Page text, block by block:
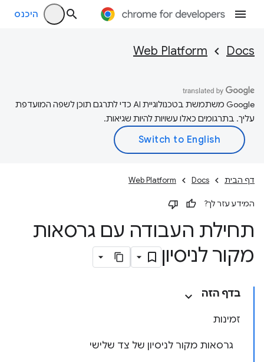
היכנס
Docs
Web Platform
‫Google משתמשת בטכנולוגיית AI כדי לתרגם תוכן לשפה המועדפת
עליך. בתרגומים כאלו עשויות להיות שגיאות.
דף הבית Docs
Web Platform
המידע עזר לך?
תחילת העבודה עם גרסאות
מקור לניסיון
בדף הזה
זמינות
גרסאות מקור לניסיון של צד שלישי